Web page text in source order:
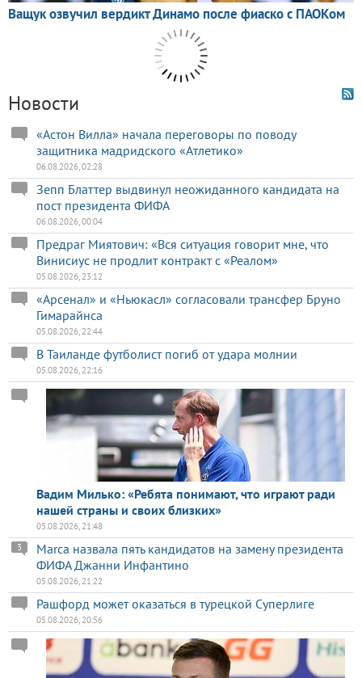
Новости
«Астон Вилла» начала переговоры по поводу
защитника мадридского «Атлетико»
06.08.2026, 02:28
Зепп Блаттер выдвинул неожиданного кандидата на
пост президента ФИФА
06.08.2026, 00:04
Предраг Миятович: «Вся ситуация говорит мне, что
Винисиус не продлит контракт с «Реалом»
05.08.2026, 23:12
«Арсенал» и «Ньюкасл» согласовали трансфер Бруно
Гимарайнса
05.08.2026, 22:44
В Таиланде футболист погиб от удара молнии
05.08.2026, 22:16
Вадим Милько: «Ребята понимают, что играют ради
нашей страны и своих близких»
05.08.2026, 21:48
Marca назвала пять кандидатов на замену президента
ФИФА Джанни Инфантино
3
05.08.2026, 21:22
Рашфорд может оказаться в турецкой Суперлиге
05.08.2026, 20:56